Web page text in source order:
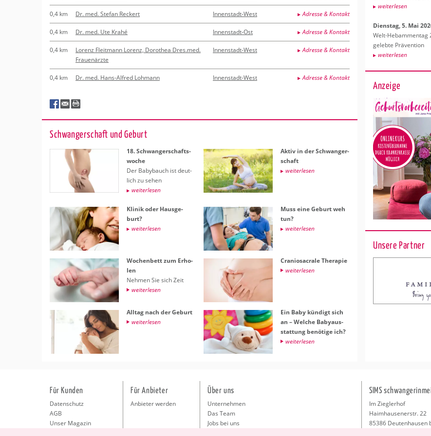
0,4 km Dr. med. Stefan Reckert Innenstadt-West Adresse & Kontakt
0,4 km Dr. med. Ute Krahé Innenstadt-Ost Adresse & Kontakt
0,4 km
Lorenz Fleitmann Lorenz, Dorothea Dres.med.
Frauenärzte
Innenstadt-West Adresse & Kontakt
0,4 km Dr. med. Hans-Alfred Lohmann Innenstadt-West Adresse & Kontakt
Schwan­ger­schaft und Ge­burt
18. Schwan­ger­schafts­
wo­che
Der Ba­by­bauch ist deut­
lich zu sehen
wei­ter­le­sen
Aktiv in der Schwan­ger­
schaft
wei­ter­le­sen
Kli­nik oder Haus­ge­
burt?
wei­ter­le­sen
Muss eine Ge­burt weh
tun?
wei­ter­le­sen
Wo­chen­bett zum Er­ho­
len
Neh­men Sie sich Zeit
wei­ter­le­sen
Cra­nio­sa­cra­le The­ra­pie
wei­ter­le­sen
All­tag nach der Ge­burt
wei­ter­le­sen
Ein Baby kün­digt sich
an – Wel­che Ba­by­aus­
stat­tung be­nö­ti­ge ich?
wei­ter­le­sen
wei­ter­le­sen
Diens­tag, 5. Mai
Welt-Heb­am­men­tag
ge­leb­te Prä­ven­ti­on
wei­ter­le­sen
Anzeige
Unsere Partner
Für Kunden
Datenschutz
AGB
Unser Magazin
Für Anbieter
Anbieter werden
Über uns
Unternehmen
Das Team
Jobs bei uns
SIMS
Im Zieglerhof
Haimhausenerstr. 22
85386 Deutenhausen